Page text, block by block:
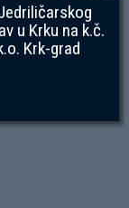
u Krku na k.č.
Krk-grad